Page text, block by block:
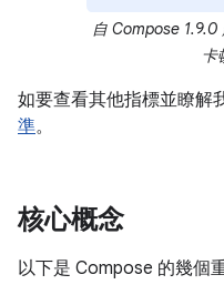
自 Compose
卡
如要查看其他指標並瞭解
準。
核心概念
以下是 Compose 的幾個